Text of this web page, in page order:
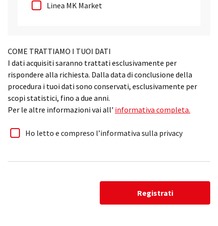
Linea MK Market
COME TRATTIAMO I TUOI DATI
I dati acquisiti saranno trattati esclusivamente per
rispondere alla richiesta. Dalla data di conclusione della
procedura i tuoi dati sono conservati, esclusivamente per
scopi statistici, fino a due anni.
Per le altre informazioni vai all' informativa completa.
Ho letto e compreso l’informativa sulla privacy
Registrati